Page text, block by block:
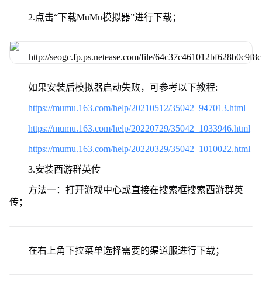
2.点击“下载MuMu模拟器”进行下载；
如果安装后模拟器启动失败，可参考以下教程:
https://mumu.163.com/help/20210512/35042_947013.html
https://mumu.163.com/help/20220729/35042_1033946.html
https://mumu.163.com/help/20220329/35042_1010022.html
3.安装西游群英传
方法一：打开游戏中心或直接在搜索框搜索西游群英
传；
在右上角下拉菜单选择需要的渠道服进行下载；